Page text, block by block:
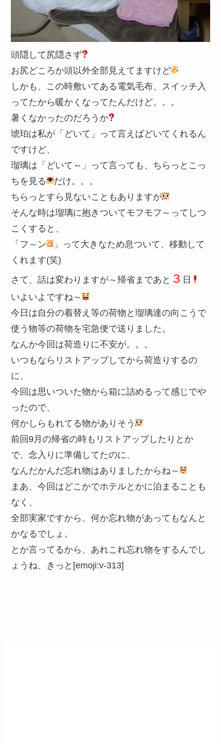
頭隠して尻隠さず
お尻どころか頭以外全部見えてますけど
しかも、この時敷いてある電気毛布、スイッチ入
ってたから暖かくなってたんだけど。。。
暑くなかったのだろうか
琥珀は私が「どいて」って言えばどいてくれるん
ですけど、
瑠璃は「どいて～」って言っても、ちらっとこっ
ちを見る
だけ。。。
ちらっとすら見ないこともありますが
そんな時は瑠璃に抱きついてモフモフ～ってしつ
こくすると、
「フ～ン
」って大きなため息ついて、移動して
くれます(笑)
さて、話は変わりますが～帰省まであと ３ 日
いよいよですね～
今日は自分の着替え等の荷物と瑠璃達の向こうで
使う物等の荷物を宅急便で送りました。
なんか今回は荷造りに不安が。。。
いつもならリストアップしてから荷造りするの
に、
今回は思いついた物から箱に詰めるって感じでや
ったので、
何かしらもれてる物がありそう
前回9月の帰省の時もリストアップしたりとか
で、念入りに準備してたのに、
なんだかんだ忘れ物はありましたからね～
まあ、今回はどこかでホテルとかに泊まることも
なく、
全部実家ですから、何か忘れ物があってもなんと
かなるでしょ。
とか言ってるから、あれこれ忘れ物をするんでし
ょうね、きっと[emoji:v-313]